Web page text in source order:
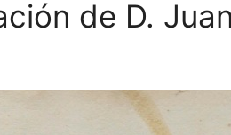
de D.